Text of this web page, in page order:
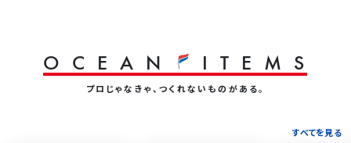
O C E A N T E M S
プロじゃなきゃ、つくれないものがある。
すべてを見る